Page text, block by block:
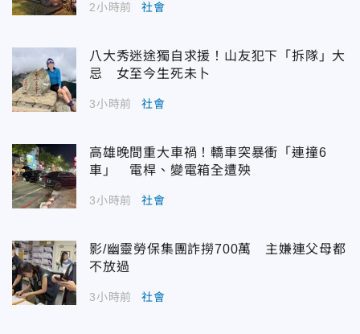
2小時前 社會
八大秀迷途獨自求援！山友犯下「拆隊」大
忌 女至今生死未卜
3小時前 社會
高雄晚間重大車禍！轎車突暴衝「連撞6
車」 電桿、變電箱全遭殃
3小時前 社會
影/幽靈勞保集團詐撈700萬 主嫌連父母都
不放過
3小時前 社會